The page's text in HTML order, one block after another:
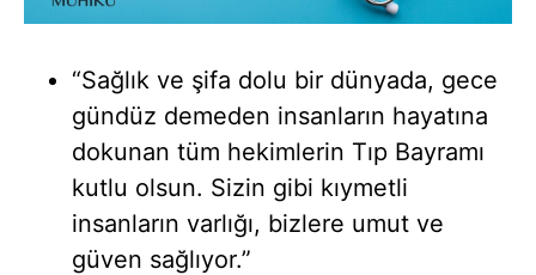
“Sağlık ve şifa dolu bir dünyada, gece
gündüz demeden insanların hayatına
dokunan tüm hekimlerin Tıp Bayramı
kutlu olsun. Sizin gibi kıymetli
insanların varlığı, bizlere umut ve
güven sağlıyor.”